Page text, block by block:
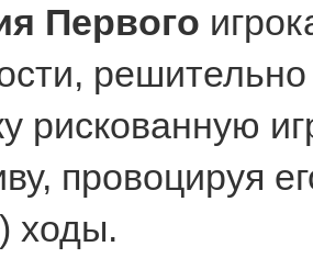
Первого
рискованную
провоцируя
ходы.